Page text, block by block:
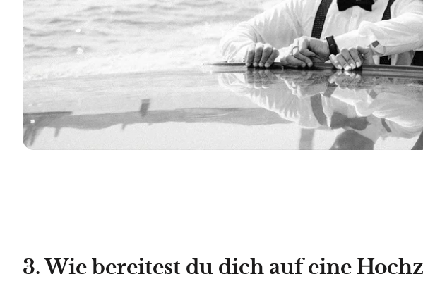
3. Wie bereitest du dich auf eine